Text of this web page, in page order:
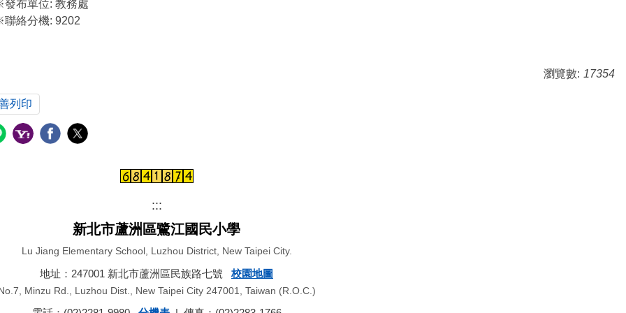
布單位:教務處
絡分機:9202
瀏覽數: 17354
列印
:::
新北市蘆洲區鷺江國民小學
Lu Jiang Elementary School, Luzhou District, New Taipei City.
地址：247001 新北市蘆洲區民族路七號 校園地圖
Minzu Rd., Luzhou Dist., New Taipei City 247001, Taiwan (R.O.C.)